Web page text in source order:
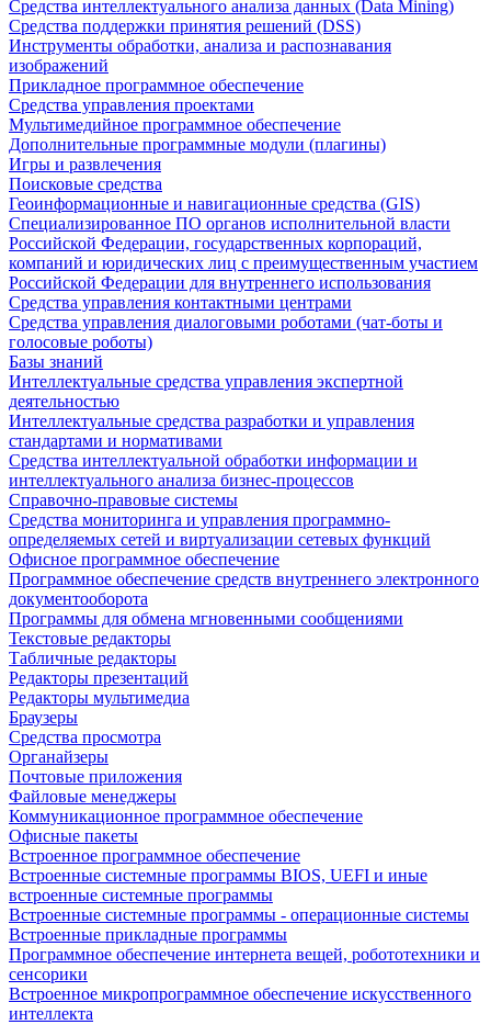
Средства интеллектуального анализа данных (Data Mining)
Средства поддержки принятия решений (DSS)
Инструменты обработки, анализа и распознавания
изображений
Прикладное программное обеспечение
Средства управления проектами
Мультимедийное программное обеспечение
Дополнительные программные модули (плагины)
Игры и развлечения
Поисковые средства
Геоинформационные и навигационные средства (GIS)
Специализированное ПО органов исполнительной власти
Российской Федерации, государственных корпораций,
компаний и юридических лиц с преимущественным участием
Российской Федерации для внутреннего использования
Средства управления контактными центрами
Средства управления диалоговыми роботами (чат-боты и
голосовые роботы)
Базы знаний
Интеллектуальные средства управления экспертной
деятельностью
Интеллектуальные средства разработки и управления
стандартами и нормативами
Средства интеллектуальной обработки информации и
интеллектуального анализа бизнес-процессов
Справочно-правовые системы
Средства мониторинга и управления программно-
определяемых сетей и виртуализации сетевых функций
Офисное программное обеспечение
Программное обеспечение средств внутреннего электронного
документооборота
Программы для обмена мгновенными сообщениями
Текстовые редакторы
Табличные редакторы
Редакторы презентаций
Редакторы мультимедиа
Браузеры
Средства просмотра
Органайзеры
Почтовые приложения
Файловые менеджеры
Коммуникационное программное обеспечение
Офисные пакеты
Встроенное программное обеспечение
Встроенные системные программы BIOS, UEFI и иные
встроенные системные программы
Встроенные системные программы - операционные системы
Встроенные прикладные программы
Программное обеспечение интернета вещей, робототехники и
сенсорики
Встроенное микропрограммное обеспечение искусственного
интеллекта